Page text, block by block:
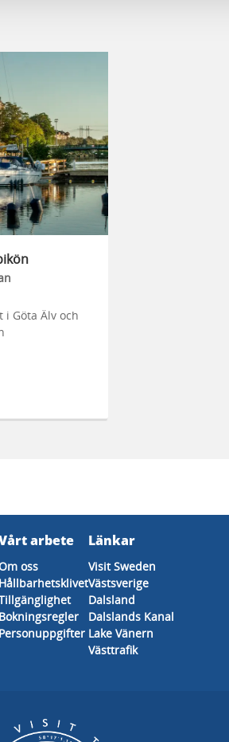
i Göta Älv och
arbete
oss
Hållbarhetsklivet
Bokningsregler
Personuppgifter
Länkar
Visit Sweden
Västsverige
Dalsland
Dalslands Kanal
Lake Vänern
Västtrafik